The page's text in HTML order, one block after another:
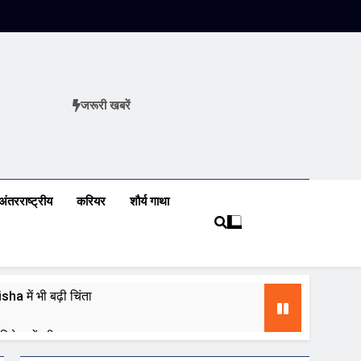
जरूरी खबरें
करियर शौर्य गाथा
में भी बढ़ी चिंता
की नजर